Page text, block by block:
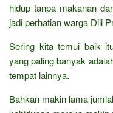
hidup tanpa makanan
jadi perhatian warga Dili
Sering kita temui baik
yang paling banyak
tempat lainnya.
Bahkan makin lama